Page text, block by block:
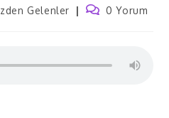
Gelenler 0 Yorum